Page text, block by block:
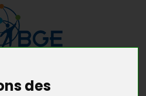
des
RDV GRATUIT